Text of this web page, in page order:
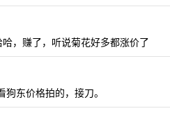
，赚了，听说菊花好多都涨价了
东价格拍的，接刀。